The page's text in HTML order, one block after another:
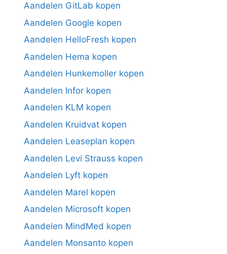
Aandelen GitLab kopen
Aandelen Google kopen
Aandelen HelloFresh kopen
Aandelen Hema kopen
Aandelen Hunkemoller kopen
Aandelen Infor kopen
Aandelen KLM kopen
Aandelen Kruidvat kopen
Aandelen Leaseplan kopen
Aandelen Levi Strauss kopen
Aandelen Lyft kopen
Aandelen Marel kopen
Aandelen Microsoft kopen
Aandelen MindMed kopen
Aandelen Monsanto kopen